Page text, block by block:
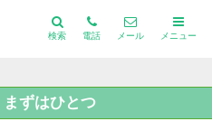
検索 電話 メール メニュー
ずはひとつ